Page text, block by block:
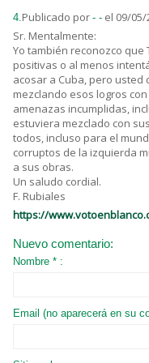
4.Publicado por - - el 09/05/
Sr. Mentalmente:
Yo también reconozco
positivas o al menos
acosar a Cuba, pero
mezclando esos logros
amenazas incumplidas,
estuviera mezclado con
todos, incluso para el
corruptos de la izquierda
a sus obras.
Un saludo cordial.
F. Rubiales
https://
Nuevo comentario:
Nombre * :
Email (no aparecerá en su